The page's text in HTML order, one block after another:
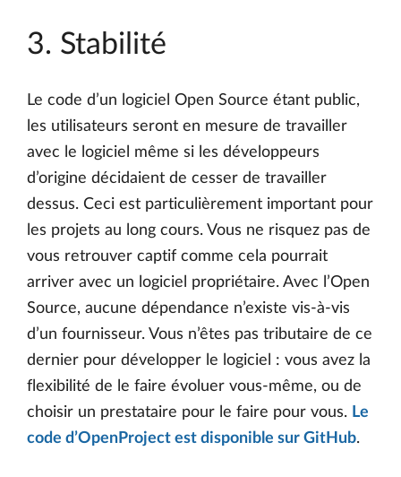
3. Stabilité
Le code d’un logiciel Open Source étant public,
les utilisateurs seront en mesure de travailler
avec le logiciel même si les développeurs
d’origine décidaient de cesser de travailler
dessus. Ceci est particulièrement important pour
les projets au long cours. Vous ne risquez pas de
vous retrouver captif comme cela pourrait
arriver avec un logiciel propriétaire. Avec l’Open
Source, aucune dépendance n’existe vis-à-vis
d’un fournisseur. Vous n’êtes pas tributaire de ce
dernier pour développer le logiciel : vous avez la
flexibilité de le faire évoluer vous-même, ou de
choisir un prestataire pour le faire pour vous. Le
code d’OpenProject est disponible sur GitHub.